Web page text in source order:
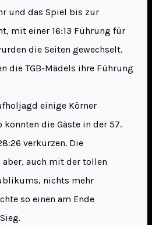
und das Spiel bis zur
mit einer 16:13 Führung für
die Seiten gewechselt.
die TGB-Mädels ihre Führung
einige Körner
die Gäste in der 57.
verkürzen. Die
auch mit der tollen
nichts mehr
so einen am Ende